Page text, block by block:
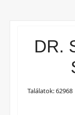
DR.
Találatok: 62968